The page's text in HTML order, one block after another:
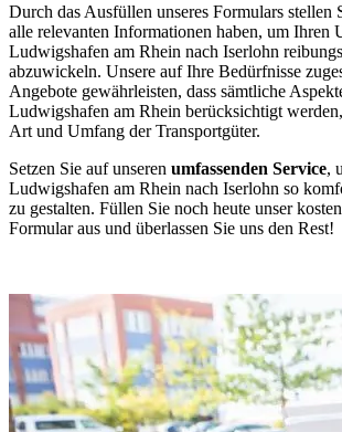
Durch das Ausfüllen unseres Formulars stellen
alle relevanten Informationen haben, um Ihren
Ludwigshafen am Rhein nach Iserlohn
abzuwickeln. Unsere auf Ihre Bedürfnisse
Angebote gewährleisten, dass sämtliche
Ludwigshafen am Rhein berücksichtigt
Art und Umfang der Transportgüter.
Setzen Sie auf unseren umfassenden Service,
Ludwigshafen am Rhein nach Iserlohn so
zu gestalten. Füllen Sie noch heute unser
Formular aus und überlassen Sie uns den Rest!